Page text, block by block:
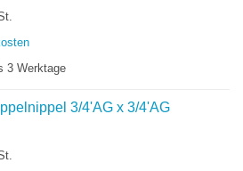
3 Werktage
3/4'AG x 3/4'AG